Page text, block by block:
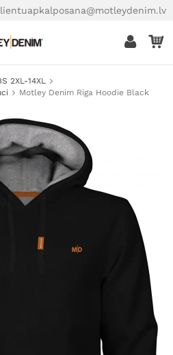
2XL-14XL
Motley Denim Riga Hoodie Black